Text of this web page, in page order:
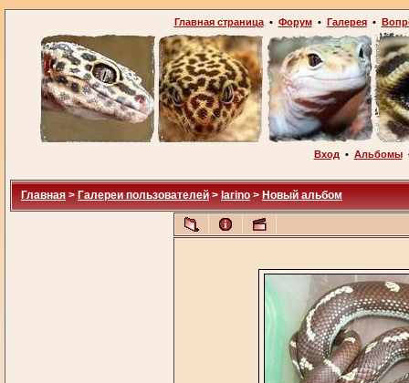
Главная страница• Форум• Галерея•
Вход • Альбомы
Главная > Галереи пользователей > larino > Новый альбом